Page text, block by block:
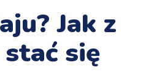
Jak z
się